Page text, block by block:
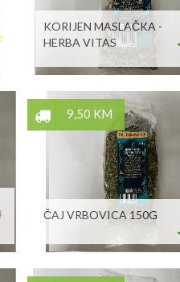
KORIJEN MASLAČKA -
HERBA VITAS
9,50 KM
ČAJ VRBOVICA 150G